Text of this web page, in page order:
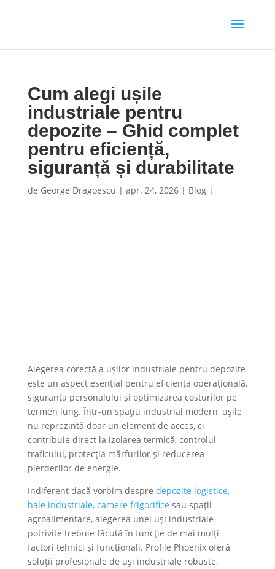
Cum alegi ușile
industriale pentru
depozite – Ghid complet
pentru eficiență,
siguranță și durabilitate
de George Dragoescu | apr. 24, 2026| Blog|
Alegerea corectă a ușilor industriale pentru depozite
este un aspect esențial pentru eficiența operațională,
siguranța personalului și optimizarea costurilor pe
termen lung. Într-un spațiu industrial modern, ușile
nu reprezintă doar un element de acces, ci
contribuie direct la izolarea termică, controlul
traficului, protecția mărfurilor și reducerea
pierderilor de energie.
Indiferent dacă vorbim despre depozite logistice,
hale industriale, camere frigorifice sau spații
agroalimentare, alegerea unei uși industriale
potrivite trebuie făcută în funcție de mai mulți
factori tehnici și funcționali. Profile Phoenix oferă
soluții profesionale de uși industriale robuste,